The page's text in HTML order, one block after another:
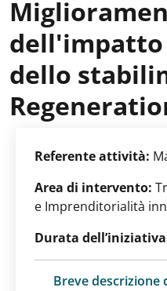
dello
Referente attività:
Area di intervento:
e Imprenditorialità
Durata
Breve descrizione